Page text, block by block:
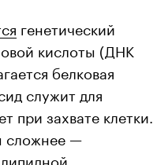
генетический
кислоты (ДНК
белковая
служит для
при захвате клетки.
сложнее —